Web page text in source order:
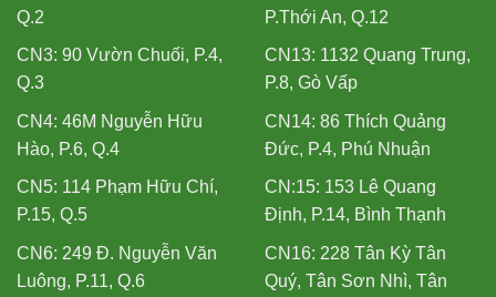
Q.2
CN3: 90 Vườn Chuối, P.4,
Q.3
CN4: 46M Nguyễn Hữu
Hào, P.6, Q.4
CN5: 114 Phạm Hữu Chí,
P.15, Q.5
CN6: 249 Đ. Nguyễn Văn
Luông, P.11, Q.6
P.Thới An, Q.12
CN13: 1132 Quang Trung,
P.8, Gò Vấp
CN14: 86 Thích Quảng
Đức, P.4, Phú Nhuận
CN:15: 153 Lê Quang
Định, P.14, Bình Thạnh
CN16: 228 Tân Kỳ Tân
Quý, Tân Sơn Nhì, Tân